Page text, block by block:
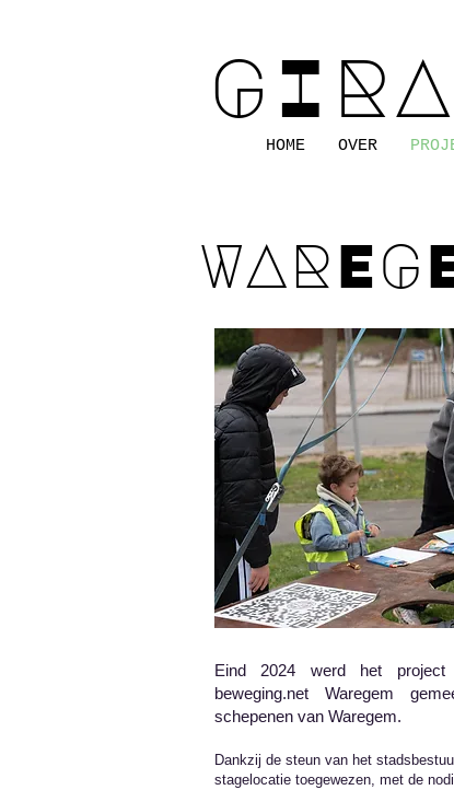
HOME OVER
Eind 2024 werd het project
beweging.net Waregem
schepenen van Waregem.
Dankzij de steun van het
stagelocatie toegewezen, met de